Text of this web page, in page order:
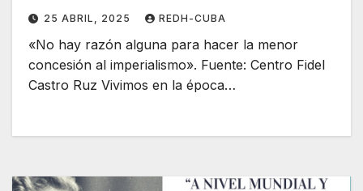
25 ABRIL, 2025 REDH-CUBA
«No hay razón alguna para hacer la menor
concesión al imperialismo». Fuente: Centro Fidel
Castro Ruz Vivimos en la época…